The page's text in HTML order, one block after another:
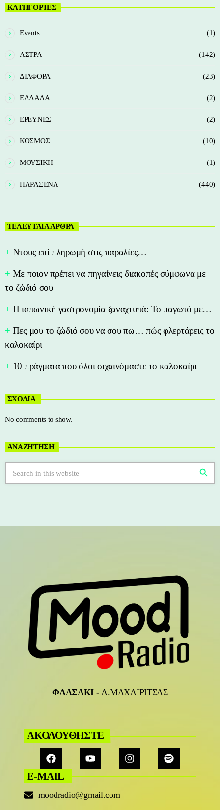
ΚΑΤΗΓΟΡΊΕΣ
Events (1)
ΑΣΤΡΑ (142)
ΔΙΑΦΟΡΑ (23)
ΕΛΛΑΔΑ (2)
ΕΡΕΥΝΕΣ (2)
ΚΟΣΜΟΣ (10)
ΜΟΥΣΙΚΗ (1)
ΠΑΡΑΞΕΝΑ (440)
ΤΕΛΕΥΤΑΙΑ ΑΡΘΡΑ
Nτους επί πληρωμή στις παραλίες…
Με ποιον πρέπει να πηγαίνεις διακοπές σύμφωνα με
το ζώδιό σου
Η ιαπωνική γαστρονομία ξαναχτυπά: Το παγωτό με…
Πες μου το ζώδιό σου να σου πω… πώς φλερτάρεις το
καλοκαίρι
10 πράγματα που όλοι σιχαινόμαστε το καλοκαίρι
ΣΧΟΛΙΑ
No comments to show.
ΑΝΑΖΗΤΗΣΗ
search
ΦΛΑΣΑΚΙ -Λ.ΜΑΧΑΙΡΙΤΣΑΣ
ΑΚΟΛΟΥΘΗΣΤΕ
E-MAIL
moodradio@gmail.com